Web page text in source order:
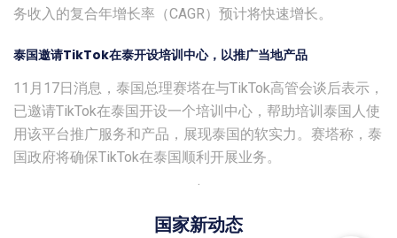
务收入的复合年增长率（CAGR）预计将快速增长。
泰国邀请TikTok在泰开设培训中心，以推广当地产品
11月17日消息，泰国总理赛塔在与TikTok高管会谈后表示，
已邀请TikTok在泰国开设一个培训中心，帮助培训泰国人使
用该平台推广服务和产品，展现泰国的软实力。赛塔称，泰
国政府将确保TikTok在泰国顺利开展业务。
.
国家新动态